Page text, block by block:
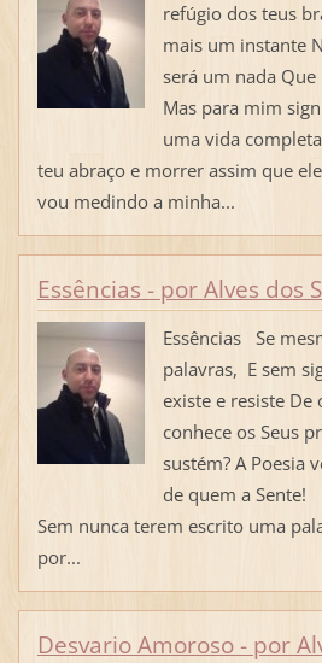
refúgio dos teus
mais um instante
será um nada
Mas para mim
uma vida
teu abraço e morrer assim que
vou medindo a minha...
Essências - por Alves dos
Essências Se
palavras, E sem
existe e resiste De
conhece os Seus
sustém? A Poesia
de quem a Sente!
Sem nunca terem escrito uma
por...
Desvario Amoroso - por